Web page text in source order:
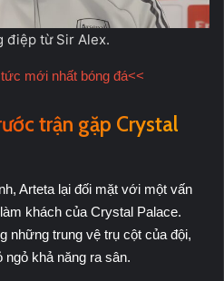
điệp từ Sir Alex.
mới nhất bóng đá<<
trận gặp Crystal
Arteta lại đối mặt với một vấn
khách của Crystal Palace.
những trung vệ trụ cột của đội,
khả năng ra sân.